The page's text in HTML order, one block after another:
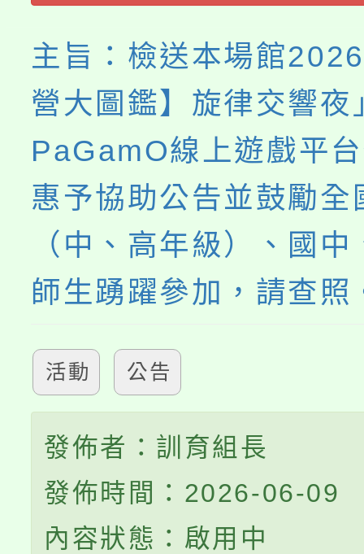
會
主旨：檢送本場館
營大圖鑑】旋律交響夜
PaGamO線上遊戲平
惠予協助公告並鼓勵全
（中、高年級）、國
師生踴躍參加，請查照
活動 公告
發佈者：訓育組長
發佈時間：2026-06-09
內容狀態：啟用中